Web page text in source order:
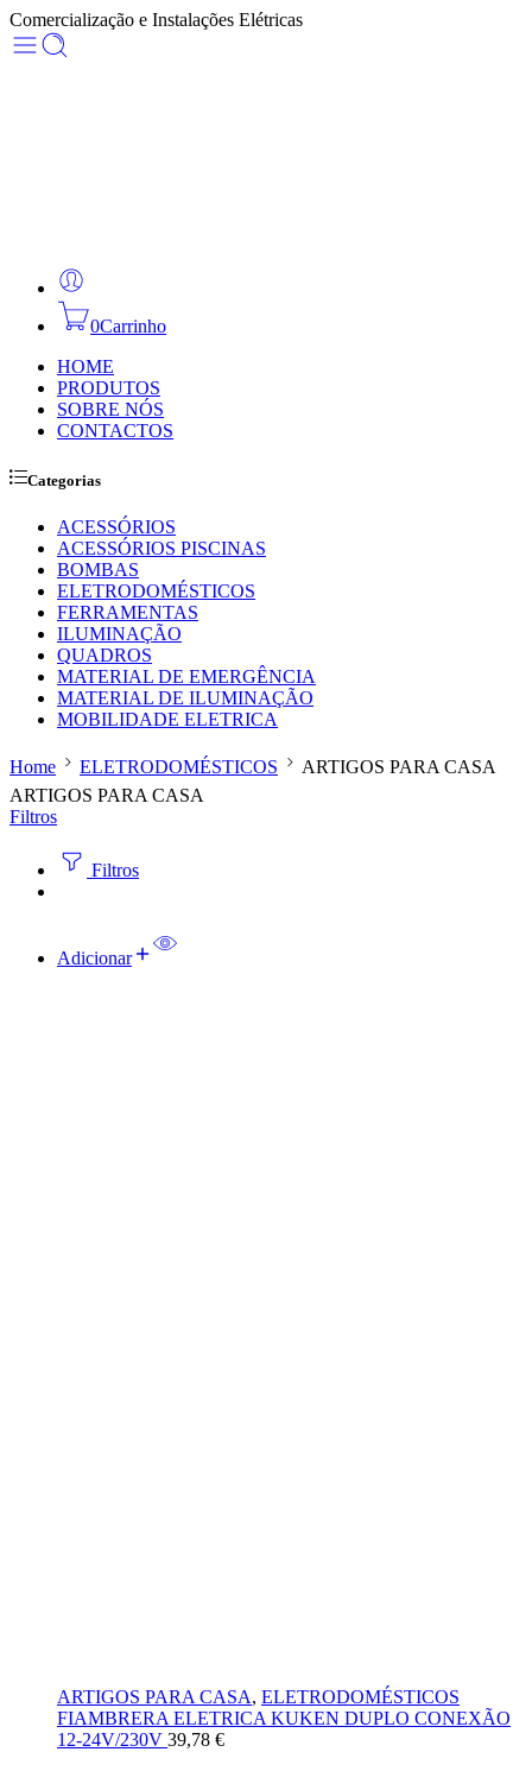
Comercialização e Instalações Elétricas
0Carrinho
HOME
PRODUTOS
SOBRE NÓS
CONTACTOS
Categorias
ACESSÓRIOS
ACESSÓRIOS PISCINAS
BOMBAS
ELETRODOMÉSTICOS
FERRAMENTAS
ILUMINAÇÃO
QUADROS
MATERIAL DE EMERGÊNCIA
MATERIAL DE ILUMINAÇÃO
MOBILIDADE ELETRICA
Home ELETRODOMÉSTICOS
ARTIGOS PARA CASA
ARTIGOS PARA CASA
Filtros
Filtros
Adicionar
ARTIGOS PARA CASA, ELETRODOMÉSTICOS
FIAMBRERA ELETRICA KUKEN DUPLO CONEXÃO
12-24V/230V 39,78 €